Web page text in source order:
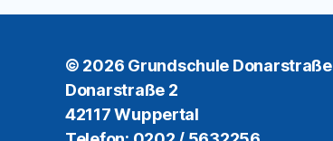
© 2026 Grundschule Donarstraße
Donarstraße 2
42117 Wuppertal